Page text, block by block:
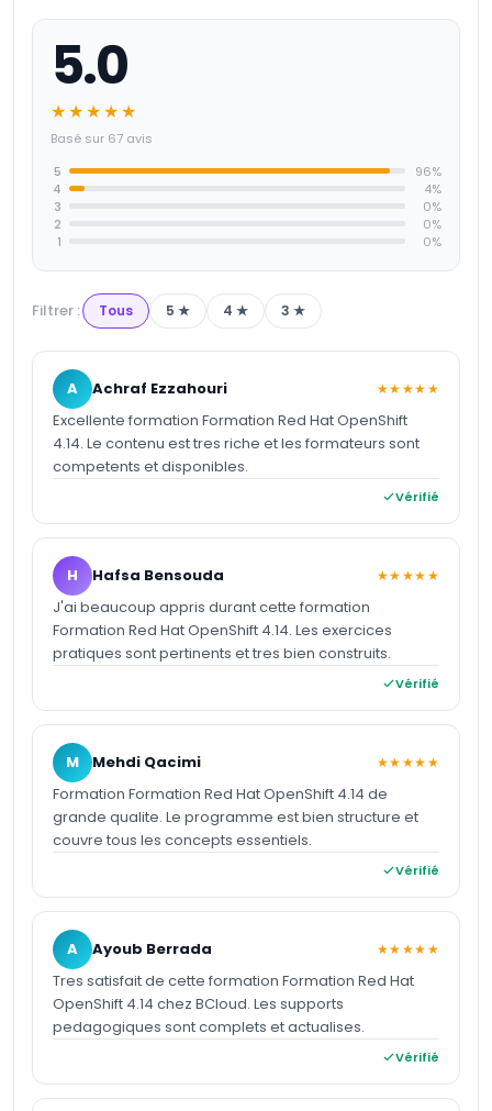
5.0
★★★★★
Basé sur 67 avis
5
96%
4
4%
3
0%
2
0%
1
0%
Filtrer : Tous 5 ★ 4 ★ 3 ★
A Achraf Ezzahouri ★★★★★
Excellente formation Formation Red Hat OpenShift
4.14. Le contenu est tres riche et les formateurs sont
competents et disponibles.
Vérifié
H Hafsa Bensouda ★★★★★
J'ai beaucoup appris durant cette formation
Formation Red Hat OpenShift 4.14. Les exercices
pratiques sont pertinents et tres bien construits.
Vérifié
M Mehdi Qacimi ★★★★★
Formation Formation Red Hat OpenShift 4.14 de
grande qualite. Le programme est bien structure et
couvre tous les concepts essentiels.
Vérifié
A Ayoub Berrada ★★★★★
Tres satisfait de cette formation Formation Red Hat
OpenShift 4.14 chez BCloud. Les supports
pedagogiques sont complets et actualises.
Vérifié